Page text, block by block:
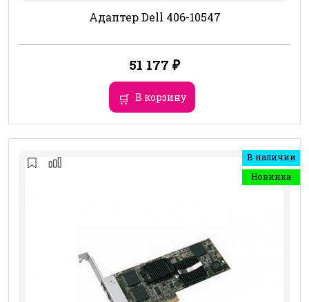
Адаптер Dell 406-10547
51 177 ₽
В корзину
В наличии
Новинка